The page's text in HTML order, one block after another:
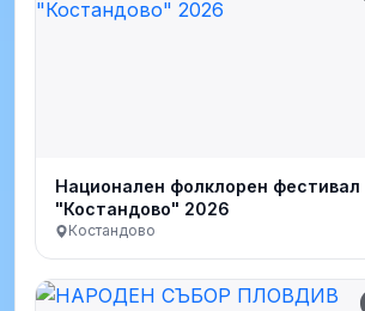
Национален фолклорен фестивал
"Костандово" 2026
Костандово